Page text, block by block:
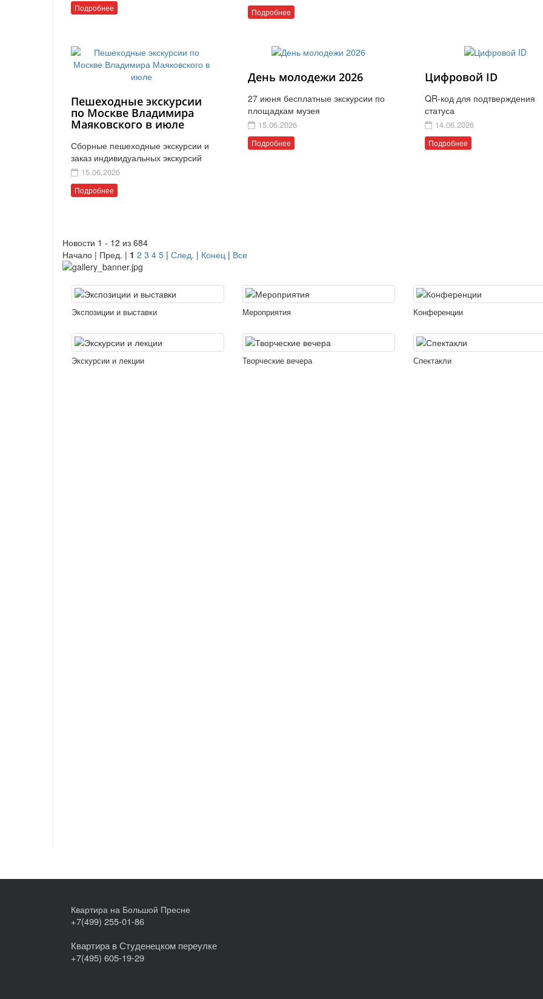
Подробнее Подробнее
Пешеходные экскурсии
по Москве Владимира
Маяковского в июле
Сборные пешеходные экскурсии и
заказ индивидуальных экскурсий
15.06.2026
Подробнее
День молодежи 2026
27 июня бесплатные экскурсии по
площадкам музея
15.06.2026
Подробнее
Цифровой ID
QR-код для подтверждения
статуса
14.06.2026
Подробнее
Новости 1 - 12 из 684
Начало | Пред. | 1 2 3 4 5 | След. | Конец | Все
Экспозиции и выставки Мероприятия Конференции
Экскурсии и лекции Творческие вечера Спектакли
Квартира на Большой Пресне
+7(499) 255-01-86
Квартира в Студенецком переулке
+7(495) 605-19-29